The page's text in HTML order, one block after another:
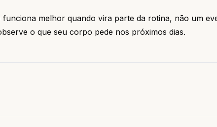
melhor quando vira parte da rotina, não um
o que seu corpo pede nos próximos dias.